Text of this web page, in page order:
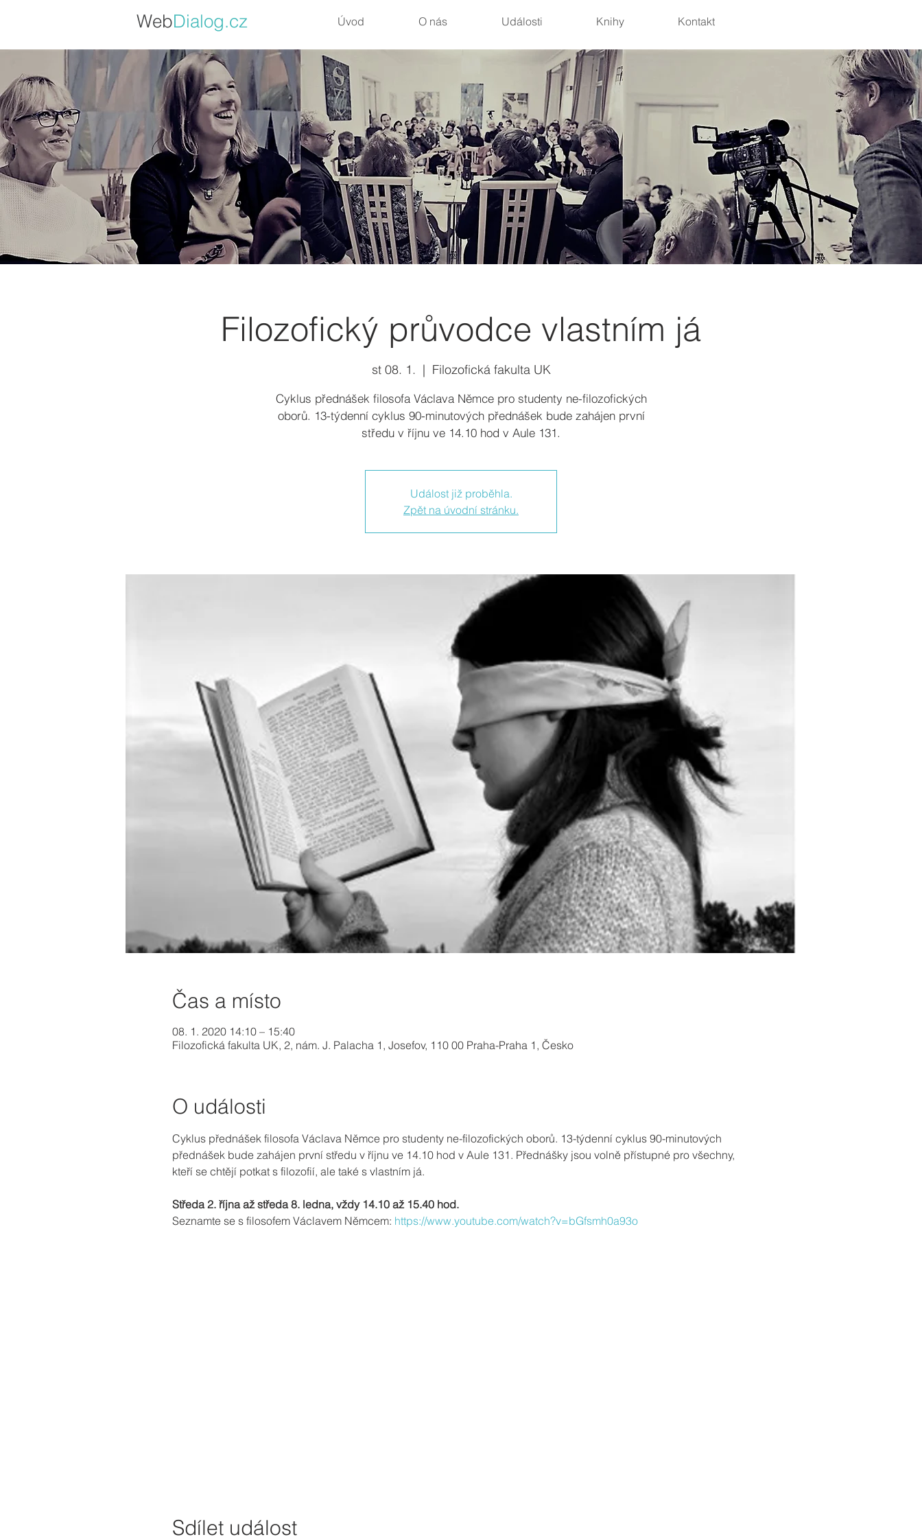
WebDialog.cz Úvod O nás Události Knihy Kontakt
Filozofický průvodce vlastním já
st 08. 1.
  |
Filozofická fakulta UK
Cyklus přednášek filosofa Václava Němce pro studenty ne-filozofických
oborů. 13-týdenní cyklus 90-minutových přednášek bude zahájen první
středu v říjnu ve 14.10 hod v Aule 131.
Událost již proběhla.
Zpět na úvodní stránku.
Čas a místo
08. 1. 2020 14:10 – 15:40
Filozofická fakulta UK, 2, nám. J. Palacha 1, Josefov, 110 00 Praha-Praha 1, Česko
O události
Cyklus přednášek filosofa Václava Němce pro studenty ne-filozofických oborů. 13-týdenní cyklus 90-minutových
přednášek bude zahájen první středu v říjnu ve 14.10 hod v Aule 131. Přednášky jsou volně přístupné pro všechny,
kteří se chtějí potkat s filozofií, ale také s vlastním já.
Středa 2. října až středa 8. ledna, vždy 14.10 až 15.40 hod.
Seznamte se s filosofem Václavem Němcem: https://www.youtube.com/watch?v=bGfsmh0a93o
Sdílet událost